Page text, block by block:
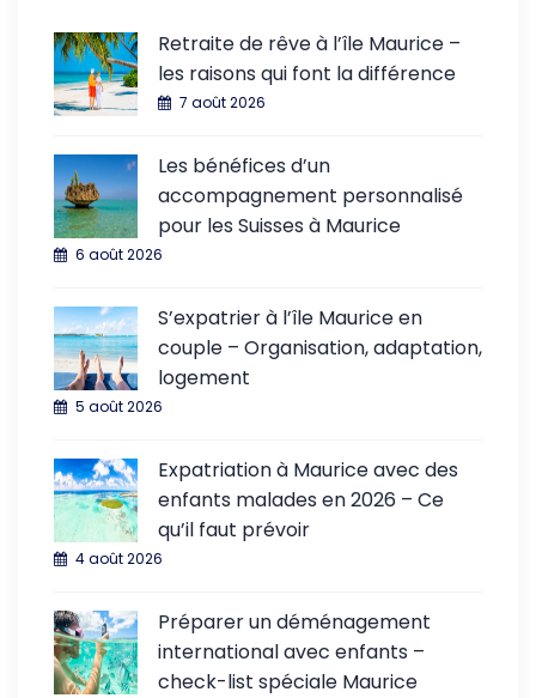
Retraite de rêve à l’île Maurice –
les raisons qui font la différence
7 août 2026
Les bénéfices d’un
accompagnement personnalisé
pour les Suisses à Maurice
6 août 2026
S’expatrier à l’île Maurice en
couple – Organisation, adaptation,
logement
5 août 2026
Expatriation à Maurice avec des
enfants malades en 2026 – Ce
qu’il faut prévoir
4 août 2026
Préparer un déménagement
international avec enfants –
check-list spéciale Maurice